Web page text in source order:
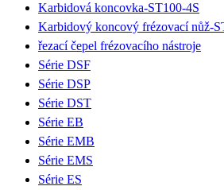
Karbidová koncovka-ST100-4S
Karbidový koncový frézovací nůž-
řezací čepel frézovacího nástroje
Série DSF
Série DSP
Série DST
Série EB
Série EMB
Série EMS
Série ES